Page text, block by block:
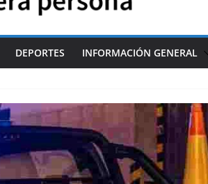
DEPORTES INFORMACIÓN GENERAL